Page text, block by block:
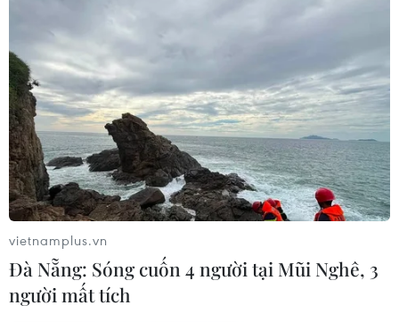
TIN CÙNG CHUYÊN MỤC
Áp thấp nhiệt đới đã suy yếu thành
một vùng áp thấp
08/08/2026 14:19
Trung Quốc nâng mức ứng phó khẩn
cấp với bão Dolphin
08/08/2026 07:10
vietnamplus.vn
Đà Nẵng: Sóng cuốn 4 người tại Mũi Nghê, 3
người mất tích